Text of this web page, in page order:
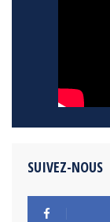
SUIVEZ-NOUS